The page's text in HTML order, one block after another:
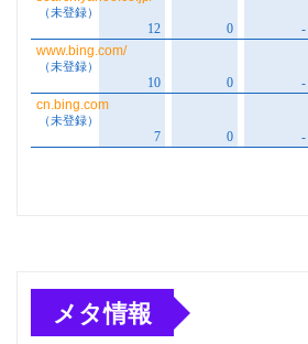
メタ情報